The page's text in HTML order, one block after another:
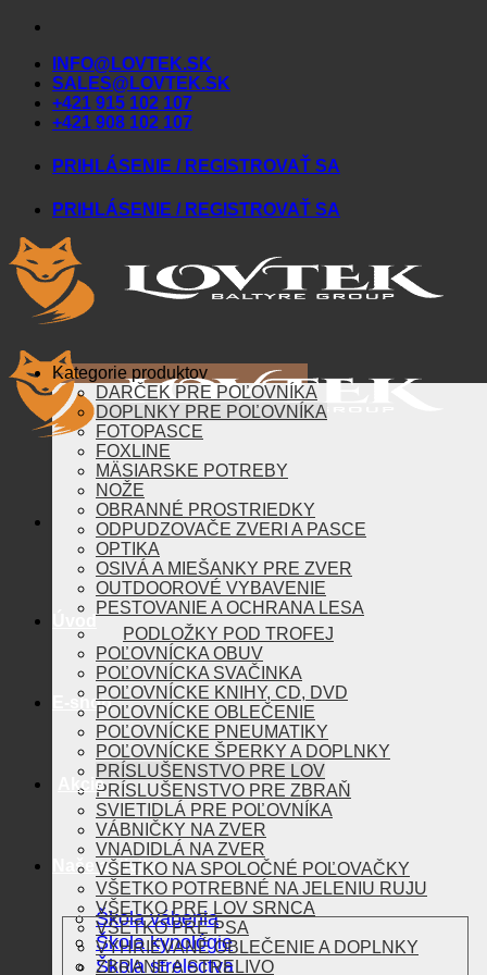
Skip
contentINFO@LOVTEK.SK
SALES@LOVTEK.SK
+421 915 102 107
+421 908 102 107
PRIHLÁSENIE / REGISTROVAŤ SA
PRIHLÁSENIE / REGISTROVAŤ SA
Úvod
E-shop
Akcie
Naše aktivity
Škola vábenia
Škola kynológie
Škola strelectva
Kategorie produktov
DARČEK PRE POĽOVNÍKA
DOPLNKY PRE POĽOVNÍKA
FOTOPASCE
FOXLINE
MÄSIARSKE POTREBY
NOŽE
OBRANNÉ PROSTRIEDKY
ODPUDZOVAČE ZVERI A PASCE
OPTIKA
OSIVÁ A MIEŠANKY PRE ZVER
OUTDOOROVÉ VYBAVENIE
PESTOVANIE A OCHRANA LESA
PODLOŽKY POD TROFEJ
POĽOVNÍCKA OBUV
POĽOVNÍCKA SVAČINKA
POĽOVNÍCKE KNIHY, CD, DVD
POĽOVNÍCKE OBLEČENIE
POĽOVNÍCKE PNEUMATIKY
POĽOVNÍCKE ŠPERKY A DOPLNKY
PRÍSLUŠENSTVO PRE LOV
PRÍSLUŠENSTVO PRE ZBRAŇ
SVIETIDLÁ PRE POĽOVNÍKA
VÁBNIČKY NA ZVER
VNADIDLÁ NA ZVER
VŠETKO NA SPOLOČNÉ POĽOVAČKY
VŠETKO POTREBNÉ NA JELENIU RUJU
VŠETKO PRE LOV SRNCA
VŠETKO PRE PSA
VYHRIEVANÉ OBLEČENIE A DOPLNKY
ZBRANE A STRELIVO